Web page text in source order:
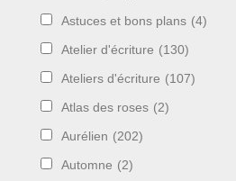
Astuces et bons plans (4)
Atelier d'écriture (130)
Ateliers d'écriture (107)
Atlas des roses (2)
Aurélien (202)
Automne (2)